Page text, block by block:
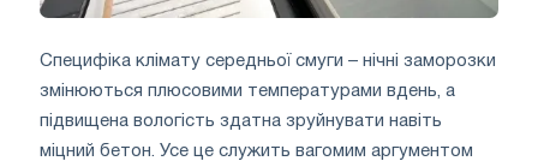
Специфіка клімату середньої смуги – нічні заморозки
змінюються плюсовими температурами вдень, а
підвищена вологість здатна зруйнувати навіть
міцний бетон. Усе це служить вагомим аргументом